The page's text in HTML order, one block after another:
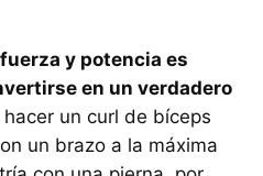
y potencia es
en un verdadero
un curl de bíceps
un brazo a la máxima